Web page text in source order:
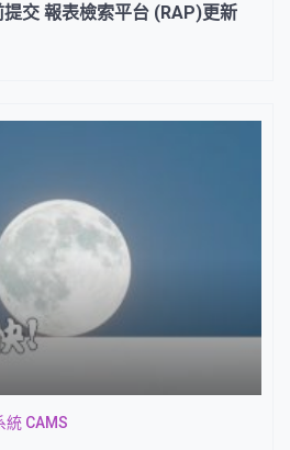
交 報表檢索平台 (RAP)更新
統 CAMS